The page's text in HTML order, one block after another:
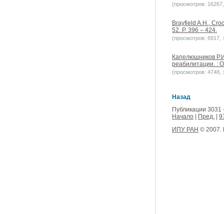
(просмотров:
Brayfield A.H.,
52. P. 396 – 424.
(просмотров: 6917,
Капелюшников
реабилитации. :
(просмотров: 4748,
Назад
Публикации 3031
Начало
Пред.
ИПУ РАН © 2007.